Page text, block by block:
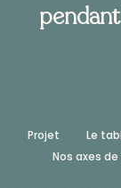
Projet Le
Nos axes